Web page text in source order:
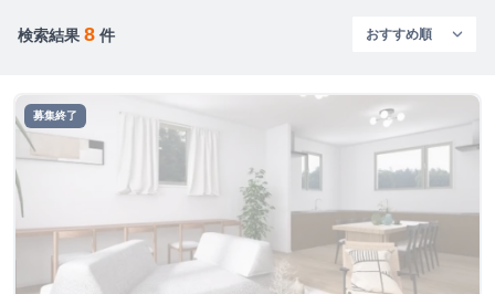
検索結果 8 件
募集終了